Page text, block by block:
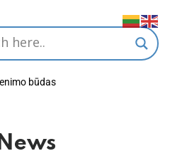
būdas